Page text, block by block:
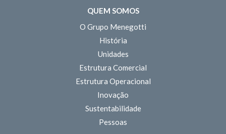
QUEM SOMOS
O Grupo Menegotti
História
Unidades
Estrutura Comercial
Estrutura Operacional
Inovação
Sustentabilidade
Pessoas